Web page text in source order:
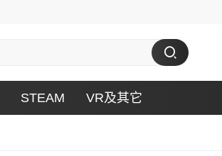
STEAM VR及其它